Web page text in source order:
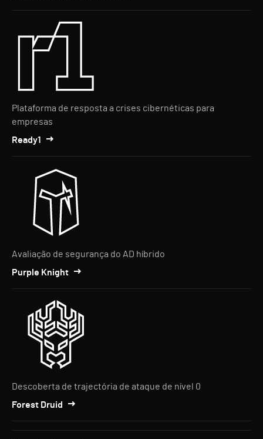
Plataforma de resposta a crises cibernéticas para
empresas
Ready1
Avaliação de segurança do AD híbrido
Purple Knight
Descoberta de trajectória de ataque de nível 0
Forest Druid